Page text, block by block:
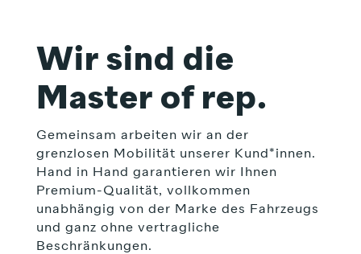
Wir sind die
Master of rep.
Gemeinsam arbeiten wir an der
grenzlosen Mobilität unserer Kund*innen.
Hand in Hand garantieren wir Ihnen
Premium-Qualität, vollkommen
unabhängig von der Marke des Fahrzeugs
und ganz ohne vertragliche
Beschränkungen.